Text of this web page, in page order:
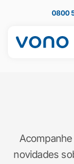
0800
novidades